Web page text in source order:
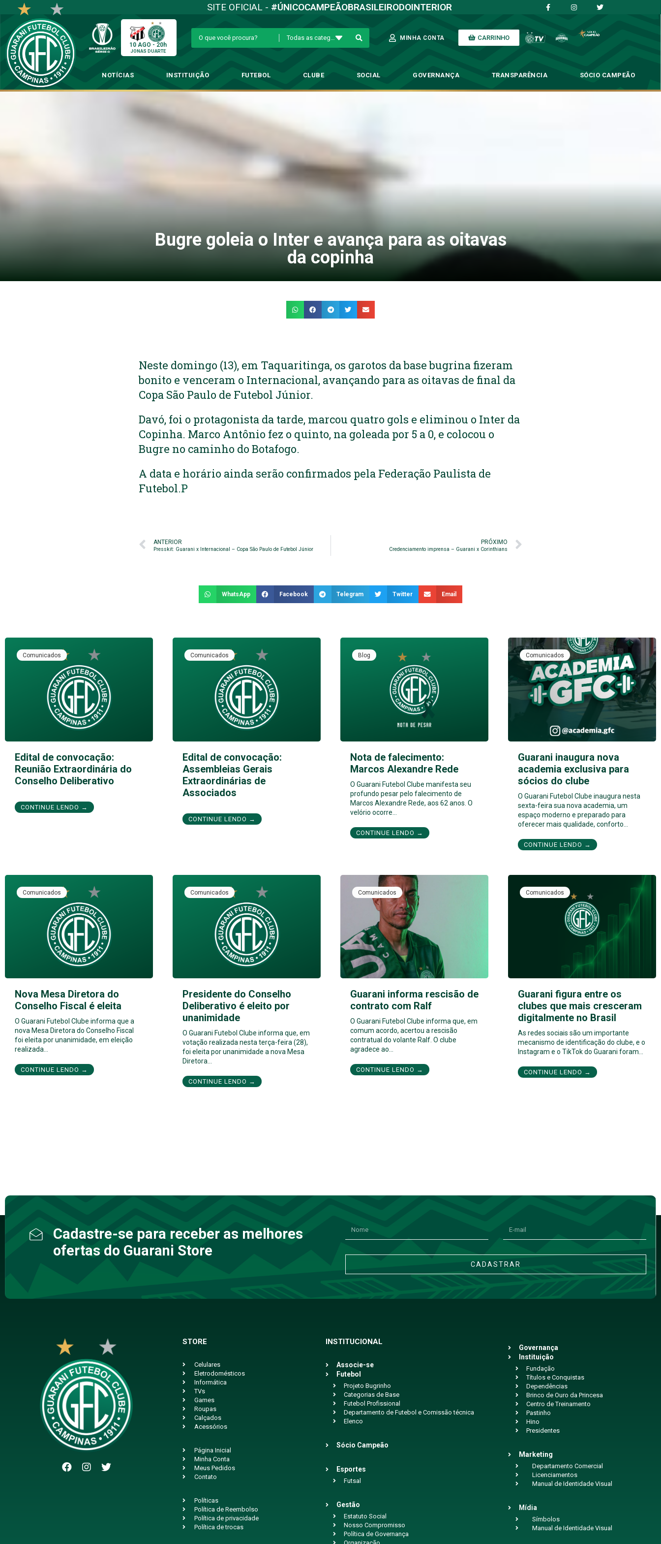
SITE OFICIAL - #ÚNICOCAMPEÃOBRASILEIRODOINTERIOR
10 AGO - 20h
JONAS DUARTE
MINHA CONTA CARRINHO
NOTÍCIAS INSTITUIÇÃO FUTEBOL CLUBE SOCIAL GOVERNANÇA TRANSPARÊNCIA SÓCIO CAMPEÃO
Bugre goleia o Inter e avança para as oitavas da copinha
Bugre goleia o Inter e avança para as oitavas
da copinha
Neste domingo (13), em Taquaritinga, os garotos da base bugrina fizeram
bonito e venceram o Internacional, avançando para as oitavas de final da
Copa São Paulo de Futebol Júnior.
Davó, foi o protagonista da tarde, marcou quatro gols e eliminou o Inter da
Copinha. Marco Antônio fez o quinto, na goleada por 5 a 0, e colocou o
Bugre no caminho do Botafogo.
A data e horário ainda serão confirmados pela Federação Paulista de
Futebol.P
ANTERIOR
Presskit: Guarani x Internacional – Copa São Paulo de Futebol Júnior
PRÓXIMO
Credenciamento imprensa – Guarani x Corinthians
WhatsApp Facebook Telegram Twitter Email
Comunicados
Edital de convocação:
Reunião Extraordinária do
Conselho Deliberativo
CONTINUE LENDO →
Comunicados
Edital de convocação:
Assembleias Gerais
Extraordinárias de
Associados
CONTINUE LENDO →
Blog
Nota de falecimento:
Marcos Alexandre Rede
O Guarani Futebol Clube manifesta seu
profundo pesar pelo falecimento de
Marcos Alexandre Rede, aos 62 anos. O
velório ocorre…
CONTINUE LENDO →
Comunicados
Guarani inaugura nova
academia exclusiva para
sócios do clube
O Guarani Futebol Clube inaugura nesta
sexta-feira sua nova academia, um
espaço moderno e preparado para
oferecer mais qualidade, conforto…
CONTINUE LENDO →
Comunicados
Nova Mesa Diretora do
Conselho Fiscal é eleita
O Guarani Futebol Clube informa que a
nova Mesa Diretora do Conselho Fiscal
foi eleita por unanimidade, em eleição
realizada…
CONTINUE LENDO →
Comunicados
Presidente do Conselho
Deliberativo é eleito por
unanimidade
O Guarani Futebol Clube informa que, em
votação realizada nesta terça-feira (28),
foi eleita por unanimidade a nova Mesa
Diretora…
CONTINUE LENDO →
Comunicados
Guarani informa rescisão de
contrato com Ralf
O Guarani Futebol Clube informa que, em
comum acordo, acertou a rescisão
contratual do volante Ralf. O clube
agradece ao…
CONTINUE LENDO →
Comunicados
Guarani figura entre os
clubes que mais cresceram
digitalmente no Brasil
As redes sociais são um importante
mecanismo de identificação do clube, e o
Instagram e o TikTok do Guarani foram…
CONTINUE LENDO →
Cadastre-se para receber as melhores
ofertas do Guarani Store
CADASTRAR
STORE
Celulares
Eletrodomésticos
Informática
TVs
Games
Roupas
Calçados
Acessórios
Página Inicial
Minha Conta
Meus Pedidos
Contato
Políticas
Política de Reembolso
Política de privacidade
Política de trocas
INSTITUCIONAL
Associe-se
Futebol
Projeto Bugrinho
Categorias de Base
Futebol Profissional
Departamento de Futebol e Comissão técnica
Elenco
Sócio Campeão
Esportes
Futsal
Gestão
Estatuto Social
Nosso Compromisso
Política de Governança
Governança
Instituição
Fundação
Títulos e Conquistas
Dependências
Brinco de Ouro da Princesa
Centro de Treinamento
Pastinho
Hino
Presidentes
Marketing
Departamento Comercial
Licenciamentos
Manual de Identidade Visual
Mídia
Símbolos
Manual de Identidade Visual